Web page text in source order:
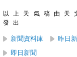
以 上 天 氣 稿 由 天
發 出
新聞資料庫 昨日
即日新聞